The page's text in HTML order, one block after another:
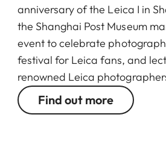
anniversary of the Leica I in
the Shanghai Post Museum
event to celebrate
festival for Leica fans, and
renowned Leica
Find out more